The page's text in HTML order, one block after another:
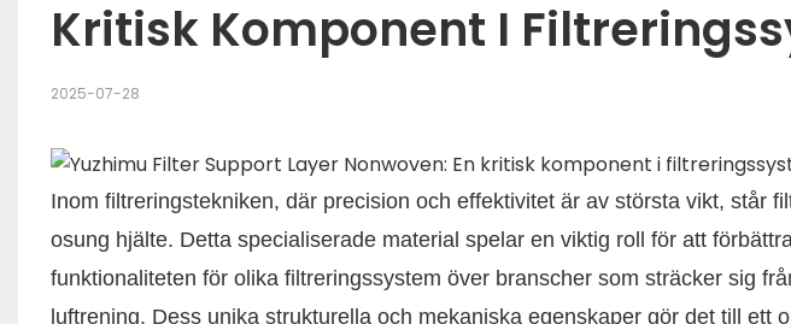
Kritisk Komponent I
2025-07-28
Inom filtreringstekniken, där precision och effektivitet är av största vikt, står
osung hjälte. Detta specialiserade material spelar en viktig roll för att
funktionaliteten för olika filtreringssystem över branscher som sträcker sig
luftrening. Dess unika strukturella och mekaniska egenskaper gör det till ett